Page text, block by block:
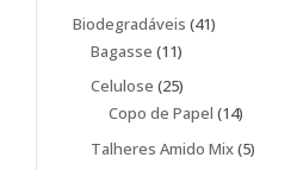
produtos
Biodegradáveis 4141
Bagasse 1111
produtos
Celulose 2525
produtos
Copo de Papel 1414
produtos
Talheres Amido Mix 55